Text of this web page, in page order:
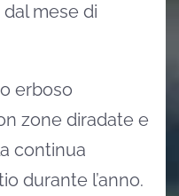
mese di
erboso
zone diradate e
continua
durante l’anno.